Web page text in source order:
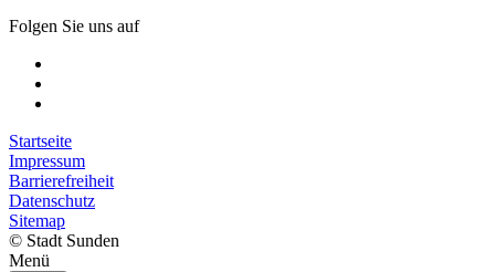
Folgen Sie uns auf
Startseite
Impressum
Barrierefreiheit
Datenschutz
Sitemap
© Stadt Sunden
Menü